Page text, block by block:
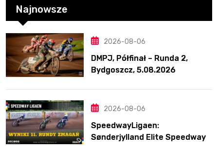
Najnowsze
2026-08-06
DMPJ, Półfinał – Runda 2,
Bydgoszcz, 5.08.2026
2026-08-06
SpeedwayLigaen:
Sønderjylland Elite Speedway